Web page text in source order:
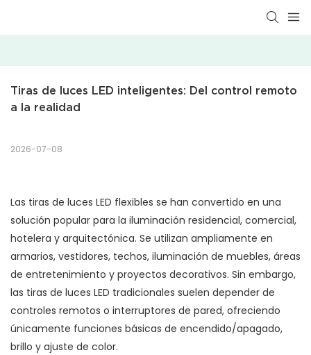
Tiras de luces LED inteligentes: Del control remoto
a la realidad
2026-07-08
Las tiras de luces LED flexibles se han convertido en una
solución popular para la iluminación residencial, comercial,
hotelera y arquitectónica. Se utilizan ampliamente en
armarios, vestidores, techos, iluminación de muebles, áreas
de entretenimiento y proyectos decorativos. Sin embargo,
las tiras de luces LED tradicionales suelen depender de
controles remotos o interruptores de pared, ofreciendo
únicamente funciones básicas de encendido/apagado,
brillo y ajuste de color.